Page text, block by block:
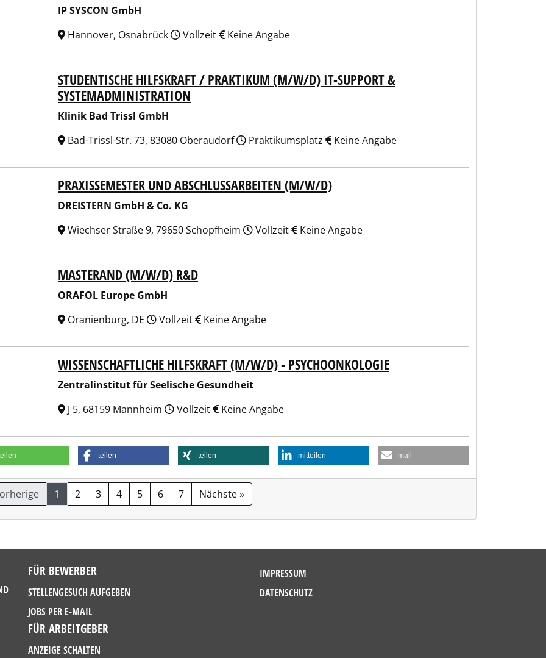
IP SYSCON GmbH
Hannover, Osnabrück
Vollzeit Keine Angabe
Bad Trissl GmbHSTUDENTISCHE HILFSKRAFT / PRAKTIKUM (M/W/D) IT-SUPPORT &
SYSTEMADMINISTRATION
Klinik Bad Trissl GmbH
Bad-Trissl-Str. 73, 83080 Oberaudorf
Praktikumsplatz Keine Angabe
GmbH & Co. KG
PRAXISSEMESTER UND ABSCHLUSSARBEITEN (M/W/D)
DREISTERN GmbH & Co. KG
Wiechser Straße 9, 79650 Schopfheim
Vollzeit Keine Angabe
Europe GmbHMASTERAND (M/W/D) R&D
ORAFOL Europe GmbH
Oranienburg, DE
Vollzeit Keine Angabe
für Seelische Gesundheit
WISSENSCHAFTLICHE HILFSKRAFT (M/W/D) - PSYCHOONKOLOGIE
Zentralinstitut für Seelische Gesundheit
J 5, 68159 Mannheim
Vollzeit Keine Angabe
teilen teilen mitteilen mail
1 2 3 4 5 6 7 Nächste »
FÜR BEWERBER
STELLENGESUCH AUFGEBEN
JOBS PER E-MAIL
FÜR ARBEITGEBER
ANZEIGE SCHALTEN
IMPRESSUM
DATENSCHUTZ